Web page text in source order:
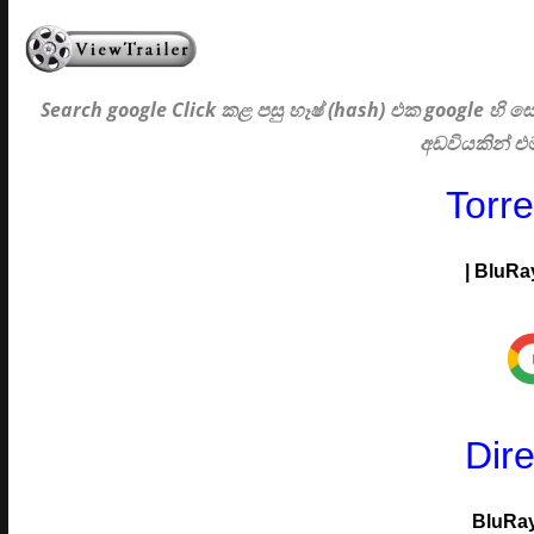
Search google Clickකළ පසු හෑෂ් (hash) එක google
අඩවියකින්